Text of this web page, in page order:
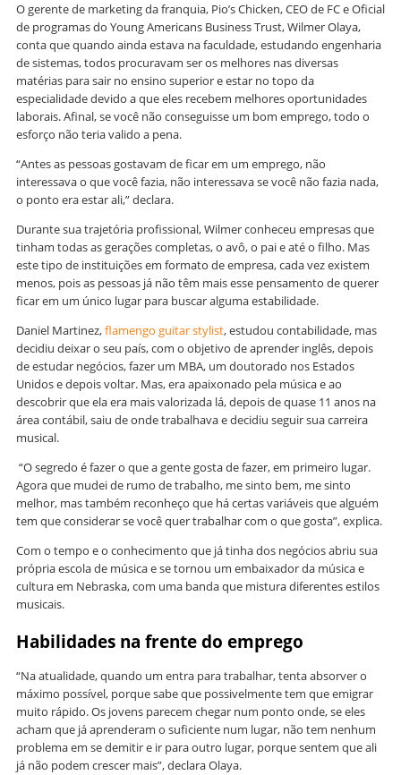
O gerente de marketing da franquia, Pio’s Chicken, CEO de FC e Oficial
de programas do Young Americans Business Trust, Wilmer Olaya,
conta que quando ainda estava na faculdade, estudando engenharia
de sistemas, todos procuravam ser os melhores nas diversas
matérias para sair no ensino superior e estar no topo da
especialidade devido a que eles recebem melhores oportunidades
laborais. Afinal, se você não conseguisse um bom emprego, todo o
esforço não teria valido a pena.
“Antes as pessoas gostavam de ficar em um emprego, não
interessava o que você fazia, não interessava se você não fazia nada,
o ponto era estar ali,” declara.
Durante sua trajetória profissional, Wilmer conheceu empresas que
tinham todas as gerações completas, o avô, o pai e até o filho. Mas
este tipo de instituições em formato de empresa, cada vez existem
menos, pois as pessoas já não têm mais esse pensamento de querer
ficar em um único lugar para buscar alguma estabilidade.
Daniel Martinez,flamengo guitar stylist, estudou contabilidade, mas
decidiu deixar o seu país, com o objetivo de aprender inglês, depois
de estudar negócios, fazer um MBA, um doutorado nos Estados
Unidos e depois voltar. Mas, era apaixonado pela música e ao
descobrir que ela era mais valorizada lá, depois de quase 11 anos na
área contábil, saiu de onde trabalhava e decidiu seguir sua carreira
musical.
“O segredo é fazer o que a gente gosta de fazer, em primeiro lugar.
Agora que mudei de rumo de trabalho, me sinto bem, me sinto
melhor, mas também reconheço que há certas variáveis que alguém
tem que considerar se você quer trabalhar com o que gosta”, explica.
Com o tempo e o conhecimento que já tinha dos negócios abriu sua
própria escola de música e se tornou um embaixador da música e
cultura em Nebraska, com uma banda que mistura diferentes estilos
musicais.
Habilidades na frente do emprego
“Na atualidade, quando um entra para trabalhar, tenta absorver o
máximo possível, porque sabe que possivelmente tem que emigrar
muito rápido. Os jovens parecem chegar num ponto onde, se eles
acham que já aprenderam o suficiente num lugar, não tem nenhum
problema em se demitir e ir para outro lugar, porque sentem que ali
já não podem crescer mais”, declara Olaya.